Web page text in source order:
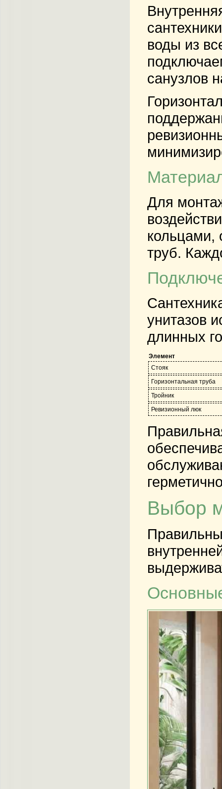
воды из
санузлов
Для
кольцами,
труб.
унитазов
длинных
Элемент
Стояк
Горизонтальная труба
Тройник
Ревизионный люк
Выбор